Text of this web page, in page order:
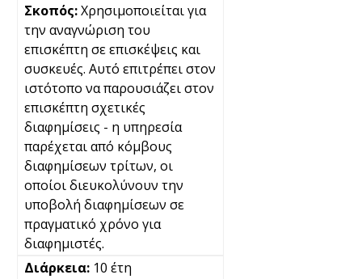
Χρησιμοποιείται για
την αναγνώριση του
επισκέπτη σε επισκέψεις και
συσκευές. Αυτό επιτρέπει στον
ιστότοπο να παρουσιάζει στον
επισκέπτη σχετικές
διαφημίσεις - η υπηρεσία
παρέχεται από κόμβους
διαφημίσεων τρίτων, οι
οποίοι διευκολύνουν την
υποβολή διαφημίσεων σε
πραγματικό χρόνο για
διαφημιστές.
10 έτη